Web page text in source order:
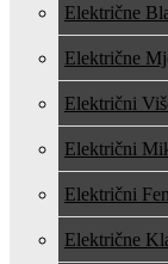
Električne
Električne
Električni
Električni
Električni
Električne